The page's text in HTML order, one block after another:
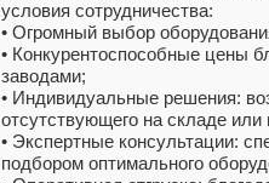
условия сотрудничества:
• Огромный выбор
• Конкурентоспособные цены
заводами;
• Индивидуальные решения:
отсутствующего на складе или
• Экспертные консультации:
подбором оптимального